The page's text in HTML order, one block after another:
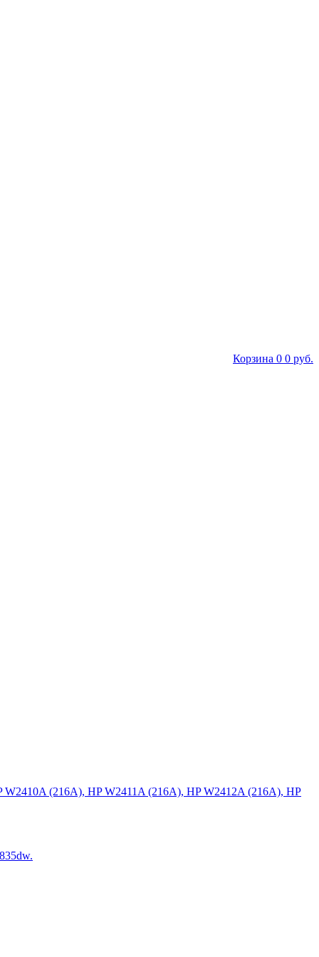
Корзина 0 0 руб.
(216A), HP W2411A (216A), HP W2412A (216A), HP